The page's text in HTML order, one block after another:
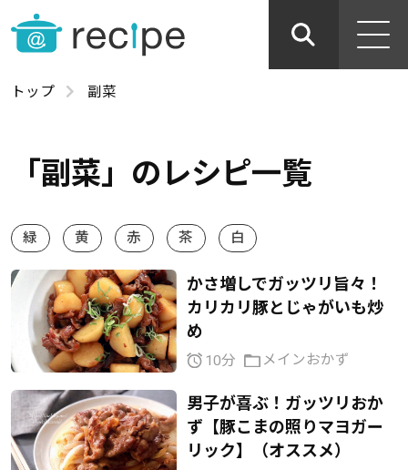
トップ 副菜
「副菜」のレシピ一覧
緑 黄 赤 茶 白
かさ増しでガッツリ旨々！
カリカリ豚とじゃがいも炒
め
10分 メインおかず
男子が喜ぶ！ガッツリおか
ず【豚こまの照りマヨガー
リック】（オススメ）